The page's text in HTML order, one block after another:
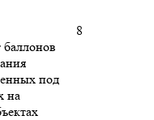
баллонов
под
на
8